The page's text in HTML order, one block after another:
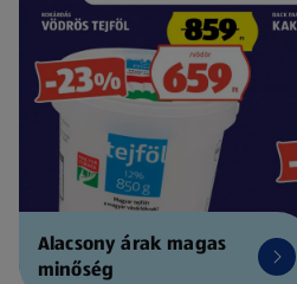
Alacsony árak magas
minőség